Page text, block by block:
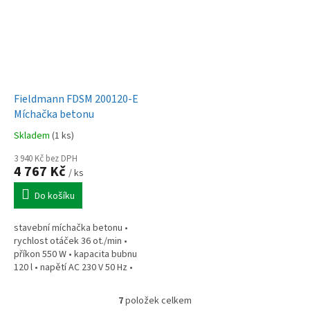
Fieldmann FDSM 200120-E
Míchačka betonu
Skladem (1 ks)
3 940 Kč bez DPH
4 767 Kč / ks
Do košíku
stavební míchačka betonu •
rychlost otáček 36 ot./min •
příkon 550 W • kapacita bubnu
120 l • napětí AC 230 V 50 Hz •
O
7položek celkem